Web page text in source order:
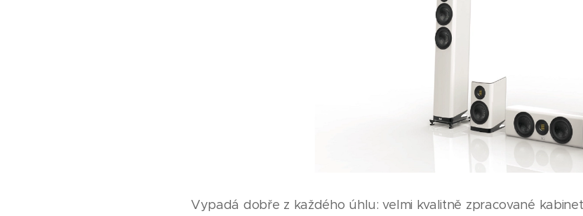
Vypadá dobře z každého úhlu: velmi kvalitně zpracované